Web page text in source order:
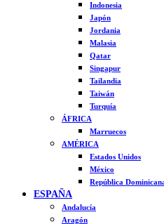
Indonesia
Japón
Jordania
Malasia
Qatar
Singapur
Tailandia
Taiwán
Turquía
ÁFRICA
Marruecos
AMÉRICA
Estados Unidos
México
República
ESPAÑA
Andalucía
Aragón